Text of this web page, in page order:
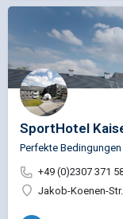
SportHotel
+49 (0)2307 371
Jakob-Koenen-